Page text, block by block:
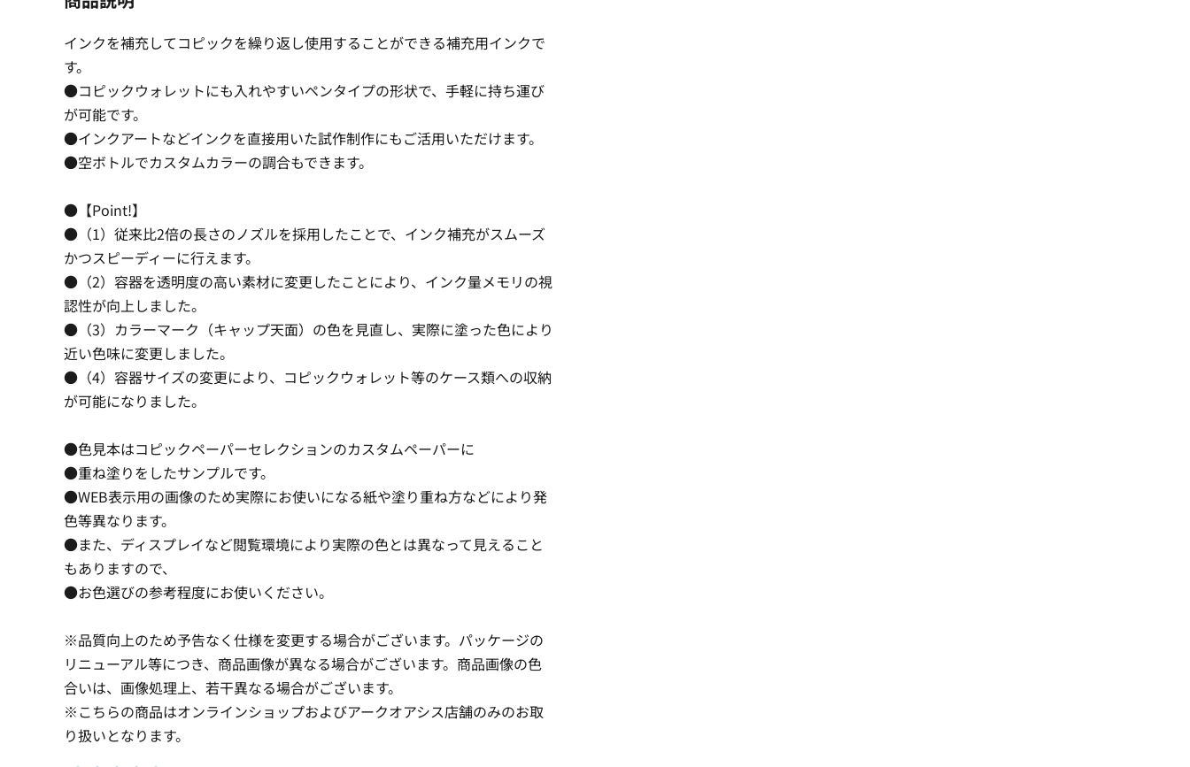
インクを補充してコピックを繰り返し使用することができる補充用インクで
す。
●コピックウォレットにも入れやすいペンタイプの形状で、手軽に持ち運び
が可能です。
●インクアートなどインクを直接用いた試作制作にもご活用いただけます。
●空ボトルでカスタムカラーの調合もできます。
●【Point!】
●（1）従来比2倍の長さのノズルを採用したことで、インク補充がスムーズ
かつスピーディーに行えます。
●（2）容器を透明度の高い素材に変更したことにより、インク量メモリの視
認性が向上しました。
●（3）カラーマーク（キャップ天面）の色を見直し、実際に塗った色により
近い色味に変更しました。
●（4）容器サイズの変更により、コピックウォレット等のケース類への収納
が可能になりました。
●色見本はコピックペーパーセレクションのカスタムペーパーに
●重ね塗りをしたサンプルです。
●WEB表示用の画像のため実際にお使いになる紙や塗り重ね方などにより発
色等異なります。
●また、ディスプレイなど閲覧環境により実際の色とは異なって見えること
もありますので、
●お色選びの参考程度にお使いください。
※品質向上のため予告なく仕様を変更する場合がございます。パッケージの
リニューアル等につき、商品画像が異なる場合がございます。商品画像の色
合いは、画像処理上、若干異なる場合がございます。
※こちらの商品はオンラインショップおよびアークオアシス店舗のみのお取
り扱いとなります。